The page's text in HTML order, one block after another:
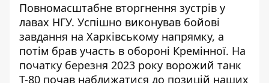
Повномасштабне вторгнення зустрів у
лавах НГУ. Успішно виконував бойові
завдання на Харківському напрямку, а
потім брав участь в обороні Кремінної. На
початку березня 2023 року ворожий танк
Т-80 почав наближатися до позицій наших